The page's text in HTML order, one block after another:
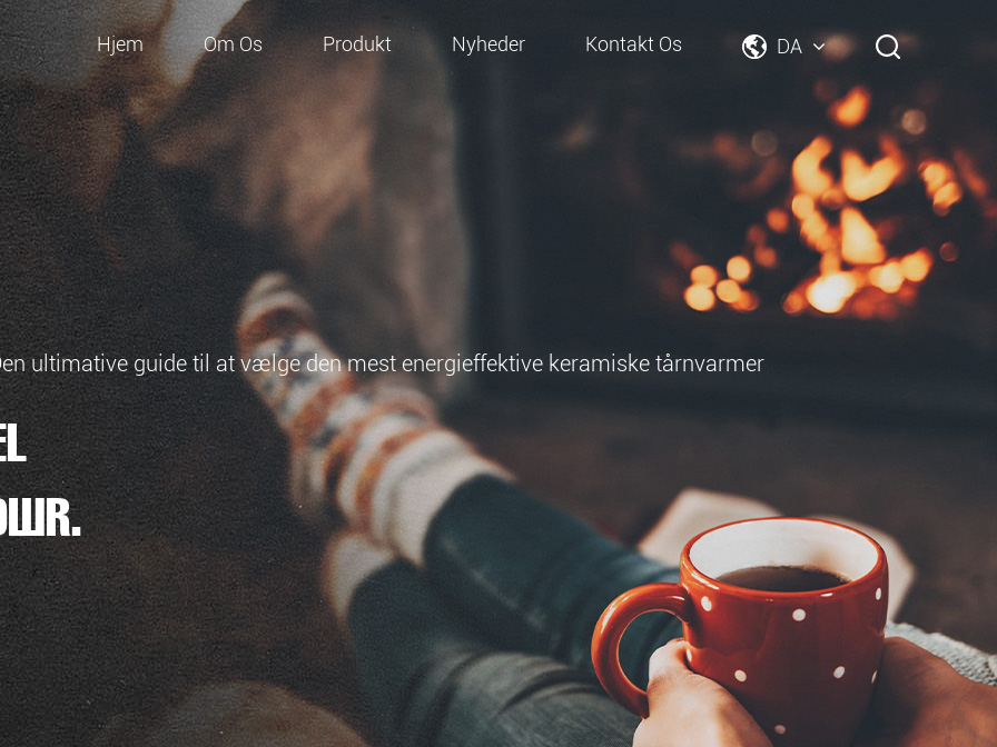
Hjem Om Os Produkt Nyheder Kontakt Os DA
ultimative guide til at vælge den mest energieffektive keramiske tårnvarmer